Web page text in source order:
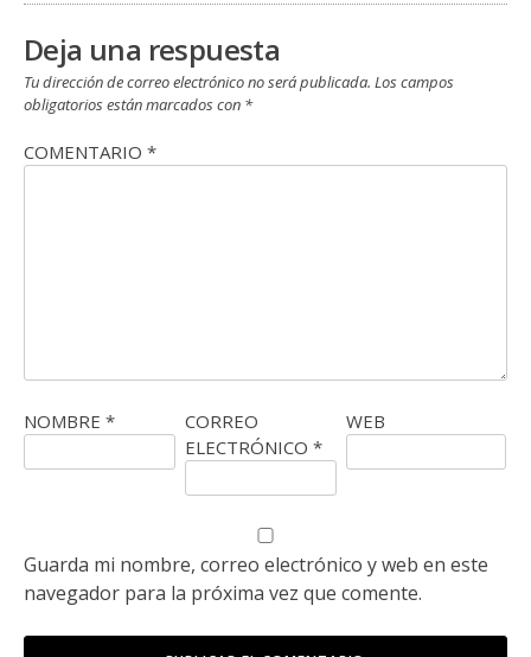
entradas
Deja una respuesta
Tu dirección de correo electrónico no será publicada. Los campos
obligatorios están marcados con *
COMENTARIO *
NOMBRE *
CORREO
ELECTRÓNICO *
WEB
Guarda mi nombre, correo electrónico y web en este
navegador para la próxima vez que comente.